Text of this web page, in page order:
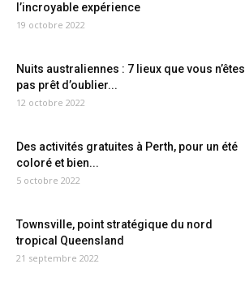
l’incroyable expérience
19 octobre 2022
Nuits australiennes : 7 lieux que vous n’êtes
pas prêt d’oublier...
12 octobre 2022
Des activités gratuites à Perth, pour un été
coloré et bien...
5 octobre 2022
Townsville, point stratégique du nord
tropical Queensland
21 septembre 2022